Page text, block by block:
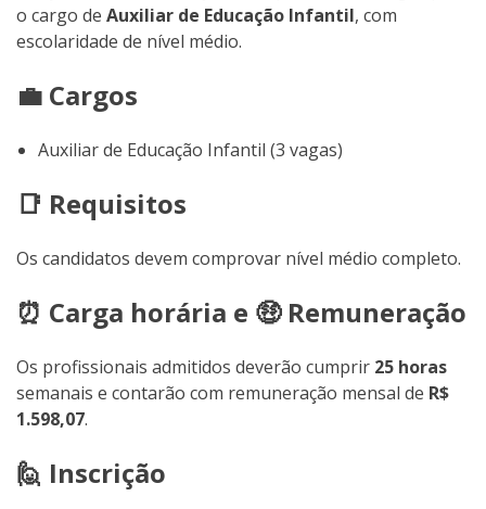
o cargo de Auxiliar de Educação Infantil, com
escolaridade de nível médio.
💼 Cargos
Auxiliar de Educação Infantil (3 vagas)
📑 Requisitos
Os candidatos devem comprovar nível médio completo.
⏰ Carga horária e 🤑 Remuneração
Os profissionais admitidos deverão cumprir 25 horas
semanais e contarão com remuneração mensal de R$
1.598,07.
🙋 Inscrição